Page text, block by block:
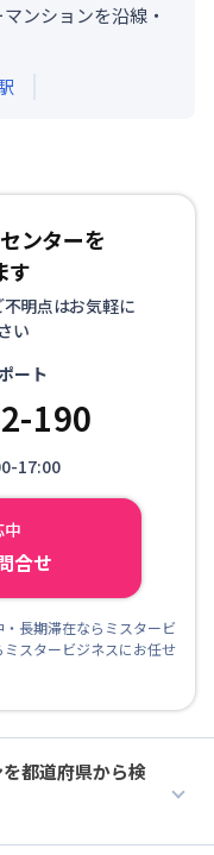
ンションを沿線・
ンターを
す
明点はお気軽に
い
ート
190
17:00
合せ
長期滞在ならミスタービ
スタービジネスにお任せ
都道府県から検